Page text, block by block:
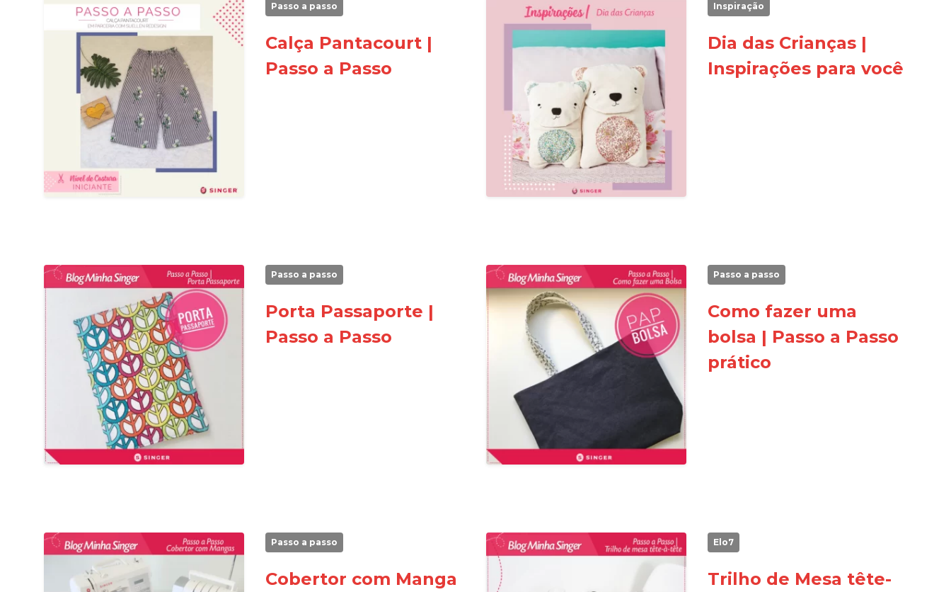
Passo a passo
Calça Pantacourt |
Passo a Passo
Inspiração
Dia das Crianças |
Inspirações para você
Passo a passo
Porta Passaporte |
Passo a Passo
Passo a passo
Como fazer uma
bolsa | Passo a Passo
prático
Passo a passo
Cobertor com Manga
Elo7
Trilho de Mesa tête-